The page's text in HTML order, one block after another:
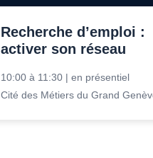
Recherche d’emploi :
activer son réseau
10:00à 11:30| en présentiel